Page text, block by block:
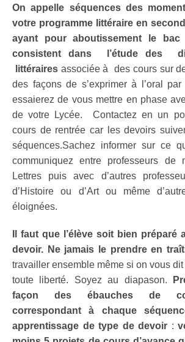
On appelle séquences des
votre programme littéraire en
ayant pour aboutissement le
consistent dans l’étude des
littérairesassociée à des cours sur
des façons de s’exprimer à l’oral
essaierez de vous mettre en phase
de votre Lycée. Contactez en un
cours de rentrée car les devoirs
séquences.Sachez informer sur ce
communiquez entre professeurs de
Lettres puis avec d’autres
d’Histoire ou d’Art ou même
éloignées.
Il faut que l’élève soit bien préparé
devoir. Ne jamais le prendre en
travailler ensemble même si on vous dit
toute liberté. Soyez au diapason.
façon des ébauches de
correspondant à chaque
apprentissage de type de devoir :